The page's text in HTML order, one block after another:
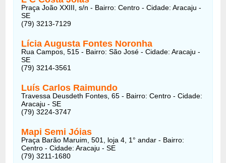
Praça João XXIII, s/n - Bairro: Centro - Cidade: Aracaju -
SE
(79) 3213-7129
Lícia Augusta Fontes Noronha
Rua Campos, 515 - Bairro: São José - Cidade: Aracaju -
SE
(79) 3214-3561
Luís Carlos Raimundo
Travessa Deusdeth Fontes, 65 - Bairro: Centro - Cidade:
Aracaju - SE
(79) 3224-3747
Mapi Semi Jóias
Praça Barão Maruim, 501, loja 4, 1° andar - Bairro:
Centro - Cidade: Aracaju - SE
(79) 3211-1680